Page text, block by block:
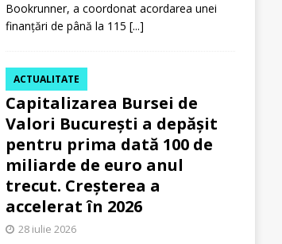
Bookrunner, a coordonat acordarea unei
finanțări de până la 115 [...]
Capitalizarea Bursei de
Valori București a depășit
pentru prima dată 100 de
miliarde de euro anul
trecut. Creșterea a
accelerat în 2026
ACTUALITATE
28 iulie 2026